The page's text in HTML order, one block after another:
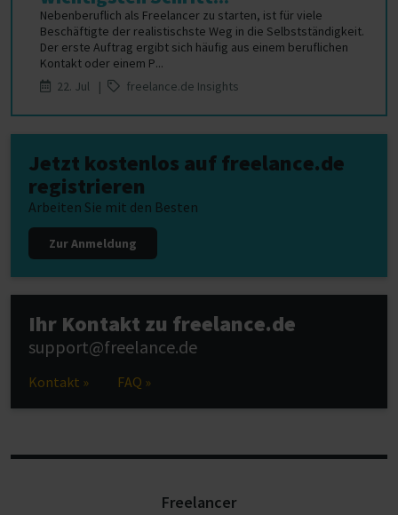
Nebenberuflich als Freelancer zu starten, ist für viele
Beschäftigte der realistischste Weg in die Selbstständigkeit.
Der erste Auftrag ergibt sich häufig aus einem beruflichen
Kontakt oder einem P...
22. Jul |
freelance.de Insights
Jetzt kostenlos auf freelance.de
registrieren
Arbeiten Sie mit den Besten
Zur Anmeldung
Ihr Kontakt zu freelance.de
support@freelance.de
Kontakt » FAQ »
Freelancer